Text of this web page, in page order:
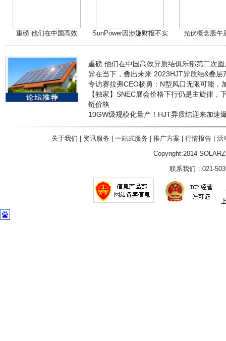
重磅 他们在中国高效 SunPower因涉嫌财报不实 光伏概念股午
重磅 他们在中国高效异质结俱乐部第二次
异在当下，叠出未来 2023HJT异质结&叠层
专访赛拉弗CEO杨勇：N型风口无限可能，
【独家】SNEC展会价格下行仍是主旋律，
链价格
10GW级规模化量产！HJT异质结迎来加速
关于我们 | 资讯服务 | 一站式服务 | 推广方案 | 行情报告| 活
Copyright:2014
联系我们：021-